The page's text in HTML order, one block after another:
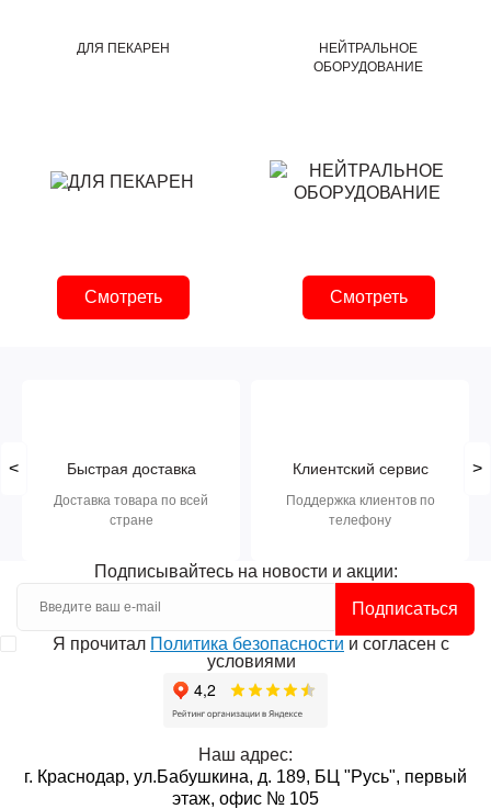
ДЛЯ ПЕКАРЕН
Смотреть
НЕЙТРАЛЬНОЕ
ОБОРУДОВАНИЕ
Смотреть
< Быстрая доставка
Доставка товара по всей
стране
Клиентский сервис
Поддержка клиентов по
телефону
>
Подписывайтесь на новости и акции:
Подписаться
Я прочитал Политика безопасности и согласен с
условиями
Наш адрес:
г. Краснодар, ул.Бабушкина, д. 189, БЦ "Русь", первый
этаж, офис № 105